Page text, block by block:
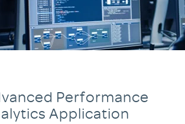
Performance
Application